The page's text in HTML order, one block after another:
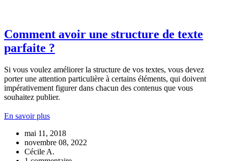
Comment avoir une structure de texte
parfaite ?
Si vous voulez améliorer la structure de vos textes, vous devez
porter une attention particulière à certains éléments, qui doivent
impérativement figurer dans chacun des contenus que vous
souhaitez publier.
En savoir plus
mai 11, 2018
novembre 08, 2022
Cécile A.